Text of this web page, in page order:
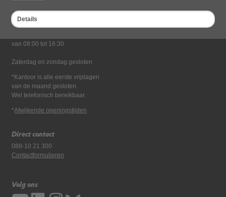
Details
Openingstijden kantoor
van 08:00 tot 16:30
Zaterdag en zondag gesloten
*Kantoor is alle eerste vrijdagen
van de maand gesloten.
Wel telefonisch bereikbaar.
*Afwijkende openingstijden
Direct contact
088-10 21 300
Contactformulieren
Volg ons